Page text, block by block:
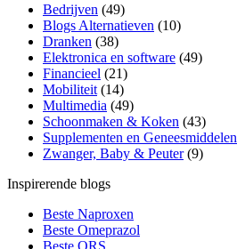
Bedrijven (49)
Blogs Alternatieven (10)
Dranken (38)
Elektronica en software (49)
Financieel (21)
Mobiliteit (14)
Multimedia (49)
Schoonmaken & Koken (43)
Supplementen en Geneesmiddelen
Zwanger, Baby & Peuter(9)
Inspirerende blogs
Beste Naproxen
Beste Omeprazol
Beste ORS